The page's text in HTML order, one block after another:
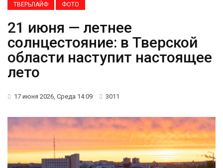
ТВЕРЬЛАЙФ
ФОТО
21 июня — летнее
солнцестояние: в Тверской
области наступит настоящее
лето
17 июня 2026, Среда 14:09 3011